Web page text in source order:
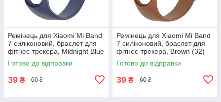
Ремінець для Xiaomi Mi Band
7 силіконовий, браслет для
фітнес-трекера, Midnight Blue
(33)
Готово до відправки
39 ₴ 60 ₴
Ремінець для Xiaomi Mi Band
7 силіконовий, браслет для
фітнес-трекера, Brown (32)
Готово до відправки
39 ₴ 60 ₴